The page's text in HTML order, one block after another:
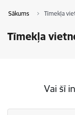
Sākums Tīmekļa
Tīmekļa
Vai šī